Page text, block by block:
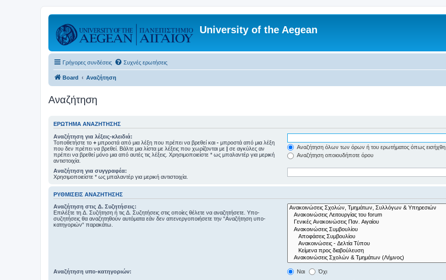
University of the Aegean
Γρήγορες συνδέσεις Συχνές ερωτήσεις
Board Αναζήτηση
Αναζήτηση
ΕΡΏΤΗΜΑ ΑΝΑΖΉΤΗΣΗΣ
Αναζήτηση για λέξεις-κλειδιά:
Τοποθετήστε το + μπροστά από μια λέξη που πρέπει να βρεθεί και - μπροστά από μια λέξη
που δεν πρέπει να βρεθεί. Βάλτε μια λίστα με λέξεις που χωρίζονται με | σε αγκύλες αν
πρέπει να βρεθεί μόνο μια από αυτές τις λέξεις. Χρησιμοποιείστε * ως μπαλαντέρ για μερική
αντιστοιχία.
Αναζήτηση όλων των όρων ή του ερωτήματος όπως εισήχθη
Αναζήτηση οποιουδήποτε όρου
Αναζήτηση για συγγραφέα:
Χρησιμοποιείστε * ως μπαλαντέρ για μερική αντιστοιχία.
ΡΥΘΜΊΣΕΙΣ ΑΝΑΖΉΤΗΣΗΣ
Αναζήτηση στις Δ. Συζητήσεις:
Επιλέξτε τη Δ. Συζήτηση ή τις Δ. Συζητήσεις στις οποίες θέλετε να αναζητήσετε. Υπο-
συζητήσεις θα αναζητηθούν αυτόματα εάν δεν απενεργοποιήσετε την “Αναζήτηση υπο-
κατηγοριών“ παρακάτω.
Αναζήτηση υπο-κατηγοριών: Ναι Όχι